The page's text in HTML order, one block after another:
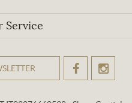
Service